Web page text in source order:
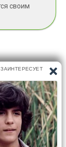
своим